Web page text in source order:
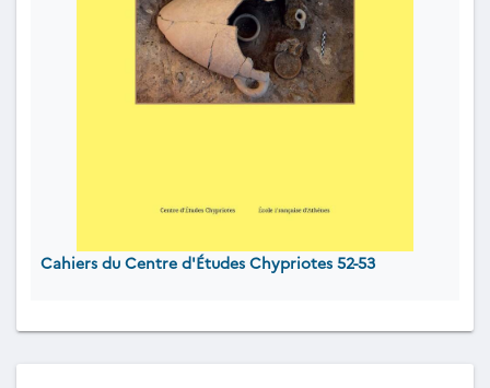
Cahiers du Centre d'Études Chypriotes 52-53